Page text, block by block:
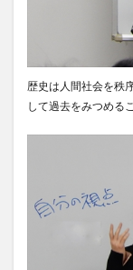
歴史は人間社会を秩
して過去をみつめる